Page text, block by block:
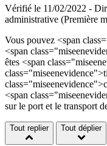
Vérifié le 11/02/2022 -
administrative (Première
Vous pouvez <span
<span
êtes <span
<span
sur le port et le transport
Tout replier Tout déplier